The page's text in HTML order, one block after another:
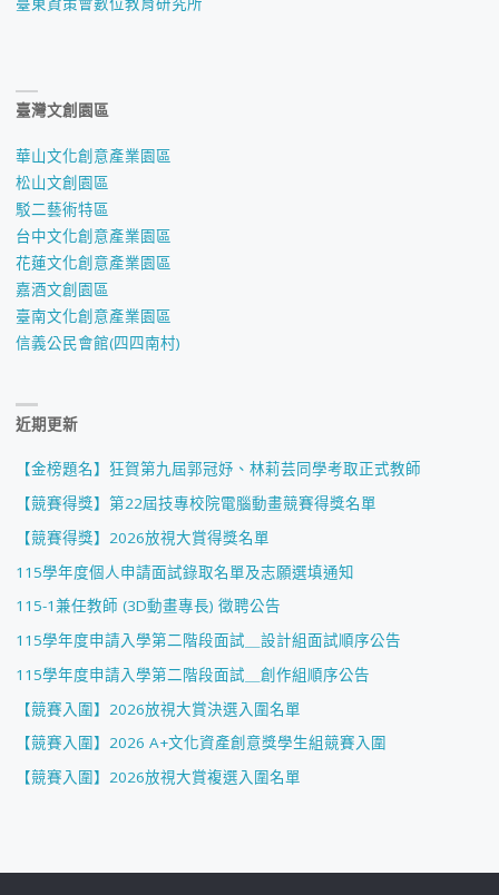
臺灣文創園區
華山文化創意產業園區
松山文創園區
駁二藝術特區
台中文化創意產業園區
花蓮文化創意產業園區
嘉酒文創園區
臺南文化創意產業園區
信義公民會館(四四南村)
近期更新
【金榜題名】狂賀第九屆郭冠妤、林莉芸同學考取正式教師
【競賽得獎】第22屆技專校院電腦動畫競賽得獎名單
【競賽得獎】2026放視大賞得獎名單
115學年度個人申請面試錄取名單及志願選填通知
115-1兼任教師 (3D動畫專長) 徵聘公告
115學年度申請入學第二階段面試＿設計組面試順序公告
115學年度申請入學第二階段面試＿創作組順序公告
【競賽入圍】2026放視大賞決選入圍名單
【競賽入圍】2026 A+文化資產創意獎學生組競賽入圍
【競賽入圍】2026放視大賞複選入圍名單